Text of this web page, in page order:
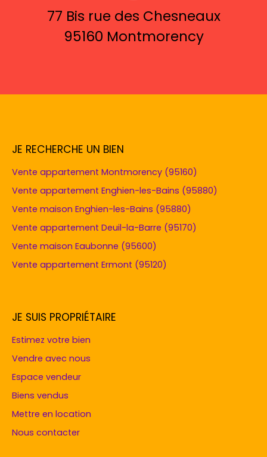
77 Bis rue des Chesneaux
95160 Montmorency
JE RECHERCHE UN BIEN
Vente appartement Montmorency (95160)
Vente appartement Enghien-les-Bains (95880)
Vente maison Enghien-les-Bains (95880)
Vente appartement Deuil-la-Barre (95170)
Vente maison Eaubonne (95600)
Vente appartement Ermont (95120)
JE SUIS PROPRIÉTAIRE
Estimez votre bien
Vendre avec nous
Espace vendeur
Biens vendus
Mettre en location
Nous contacter